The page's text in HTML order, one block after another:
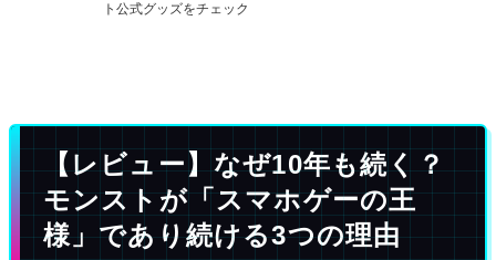
ト公式グッズをチェック
【レビュー】なぜ10年も続く？
モンストが「スマホゲーの王
様」であり続ける3つの理由